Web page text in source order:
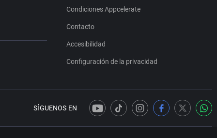
Condiciones Appcelerate
Contacto
Accesibilidad
Configuración de la privacidad
SÍGUENOS EN